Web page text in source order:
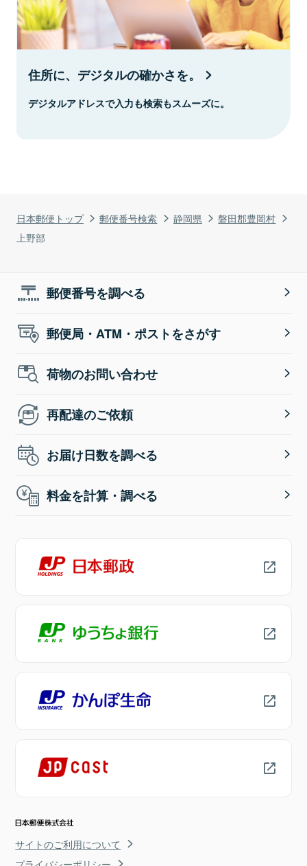
日本郵便トップ 郵便番号検索 静岡県
磐田郡豊岡村
上野部
住所に、デジタルの確かさを。
デジタルアドレスで入力も検索もスムーズに。
郵便番号を調べる
郵便局・ATM・ポストをさがす
荷物のお問い合わせ
再配達のご依頼
お届け日数を調べる
料金を計算・調べる
サイトのご利用について